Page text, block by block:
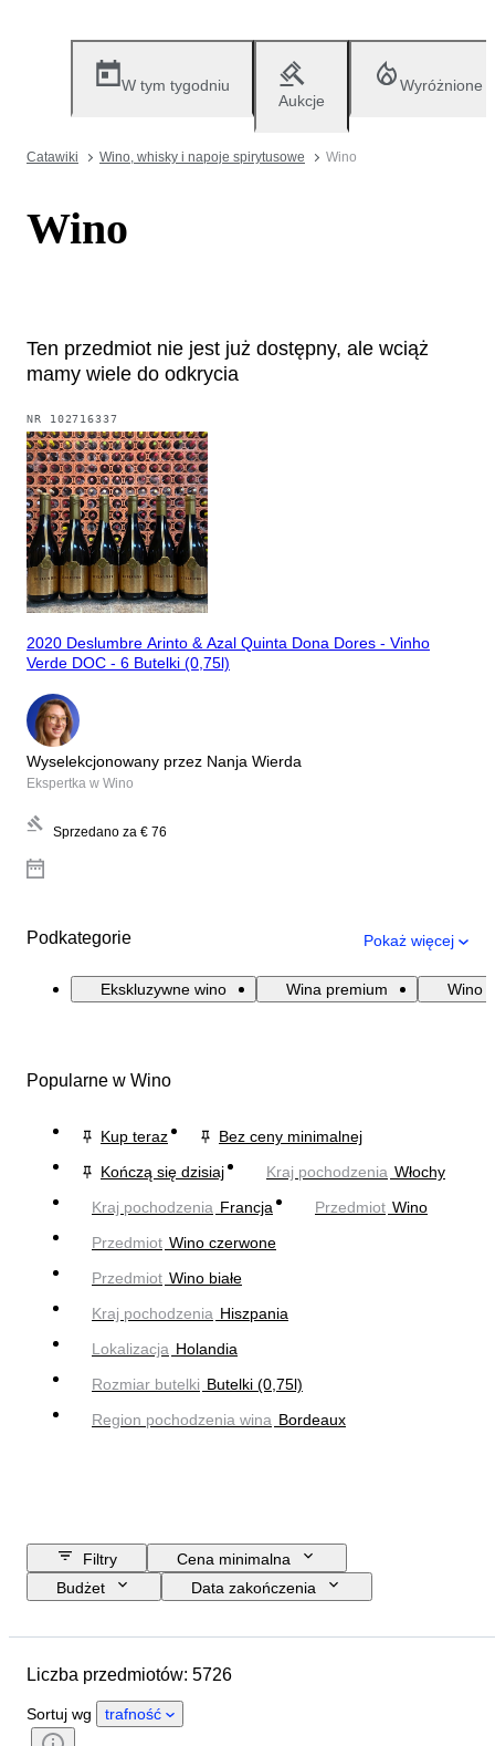
W tym tygodniu
Aukcje
Wyróżnione
Catawiki Wino, whisky i napoje spirytusowe Wino
Wino
Ten przedmiot nie jest już dostępny, ale wciąż
mamy wiele do odkrycia
NR 102716337
2020 Deslumbre Arinto & Azal Quinta Dona Dores - Vinho
Verde DOC - 6 Butelki (0,75l)
Wyselekcjonowany przez Nanja Wierda
Ekspertka w Wino
Sprzedano za € 76
Podkategorie Pokaż więcej
Ekskluzywne wino Wina premium Wino
Popularne w Wino
Kup teraz
Bez ceny minimalnej
Kończą się dzisiaj
Kraj pochodzenia Włochy
Kraj pochodzenia Francja Przedmiot Wino
Przedmiot Wino czerwone
Przedmiot Wino białe
Kraj pochodzenia Hiszpania
Lokalizacja Holandia
Rozmiar butelki Butelki (0,75l)
Region pochodzenia wina Bordeaux
Filtry
Cena minimalna
Budżet
Data zakończenia
Rozmiar butelki
Dodatki
Styl
Kolor
Liczba przedmiotów: 5726
Sortuj wg trafność